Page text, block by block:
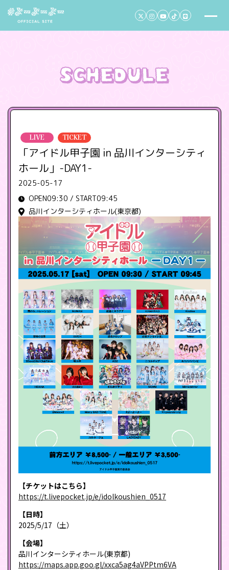
LIVE TICKET
「アイドル甲子園 in 品川インターシティ
ホール」-DAY1-
2025-05-17
OPEN09:30 / START09:45
品川インターシティホール(東京都)
【チケットはこちら】
https://t.livepocket.jp/e/idolkoushien_0517
【日時】
2025/5/17（土）
【会場】
品川インターシティホール(東京都)
https://maps.app.goo.gl/xxca5ag4aVPPtm6VA